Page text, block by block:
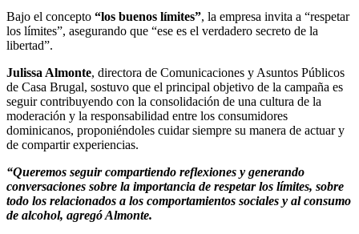
Bajo el concepto “los buenos límites”, la empresa invita a “respetar
los límites”, asegurando que “ese es el verdadero secreto de la
libertad”.
Julissa Almonte, directora de Comunicaciones y Asuntos Públicos
de Casa Brugal, sostuvo que el principal objetivo de la campaña es
seguir contribuyendo con la consolidación de una cultura de la
moderación y la responsabilidad entre los consumidores
dominicanos, proponiéndoles cuidar siempre su manera de actuar y
de compartir experiencias.
“Queremos seguir compartiendo reflexiones y generando
conversaciones sobre la importancia de respetar los límites, sobre
todo los relacionados a los comportamientos sociales y al consumo
de alcohol, agregó Almonte.